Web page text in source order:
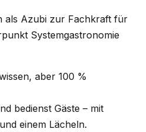
als Azubi zur Fachkraft für
Systemgastronomie
aber 100 %
bedienst Gäste – mit
einem Lächeln.